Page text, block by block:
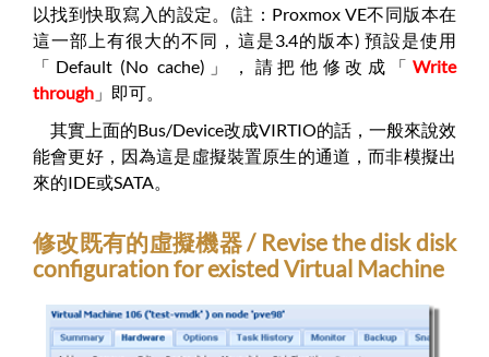
以找到快取寫入的設定。(註：Proxmox VE不同版本在
這一部上有很大的不同，這是3.4的版本) 預設是使用
「Default (No cache)」，請把他修改成「 Write
through 」即可。
其實上面的Bus/Device改成VIRTIO的話，一般來說效
能會更好，因為這是虛擬裝置原生的通道，而非模擬出
來的IDE或SATA。
修改既有的虛擬機器 / Revise the disk disk
configuration for existed Virtual Machine